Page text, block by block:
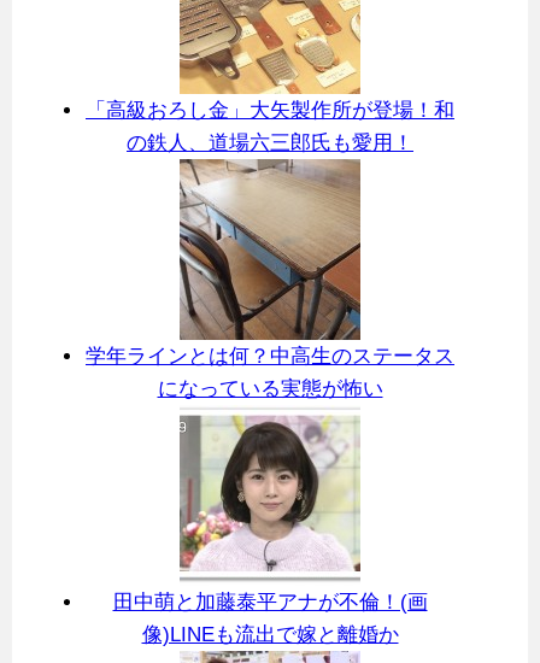
「高級おろし金」大矢製作所が登場！和
の鉄人、道場六三郎氏も愛用！
学年ラインとは何？中高生のステータス
になっている実態が怖い
田中萌と加藤泰平アナが不倫！(画
像)LINEも流出で嫁と離婚か